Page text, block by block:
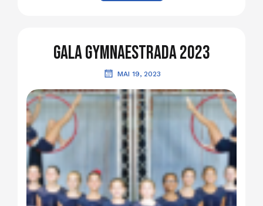
Gala Gymnaestrada 2023
MAI 19, 2023